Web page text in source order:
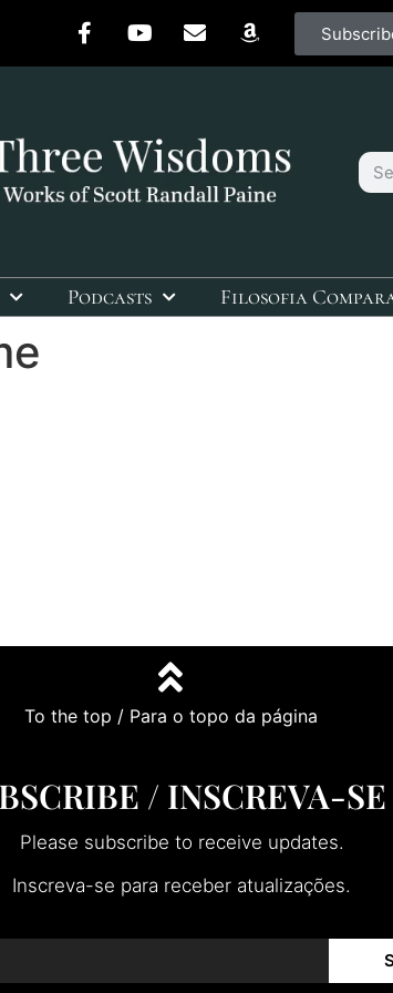
Podcasts Filosofia
To the top / Para o topo da página
/ INSCREVA-SE
Please subscribe to receive updates.
Inscreva-se para receber atualizações.